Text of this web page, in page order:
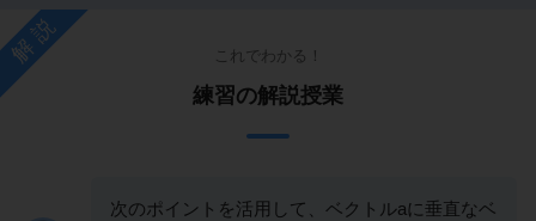
解説 これでわかる！
練習の解説授業
次のポイントを活用して、ベクトルaに垂直なベ